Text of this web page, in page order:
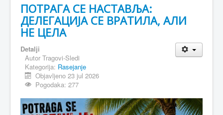
ПОТРАГА СЕ НАСТАВЉА:
ДЕЛЕГАЦИЈА СЕ ВРАТИЛА, АЛИ
НЕ ЦЕЛА
Detalji
Autor Tragovi-Sledi
Kategorija: Rasejanje
Objavljeno 23 jul 2026
Pogodaka: 277